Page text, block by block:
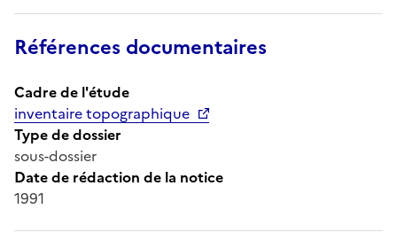
Références documentaires
Cadre de l'étude
inventaire topographique
Type de dossier
sous-dossier
Date de rédaction de la notice
1991